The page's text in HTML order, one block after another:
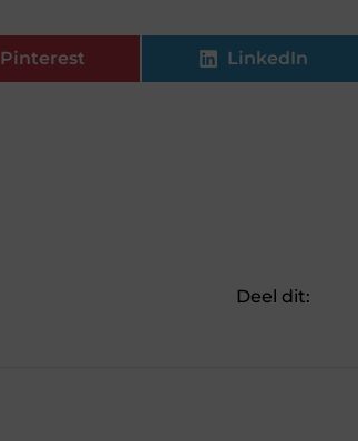
Pinterest LinkedIn
Deel dit: